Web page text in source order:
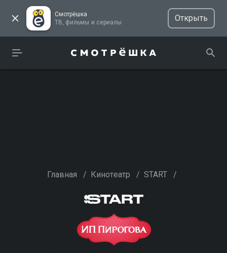
Смотрёшка
ТВ, фильмы и сериалы
Открыть
Главная / Кинотеатр / START /